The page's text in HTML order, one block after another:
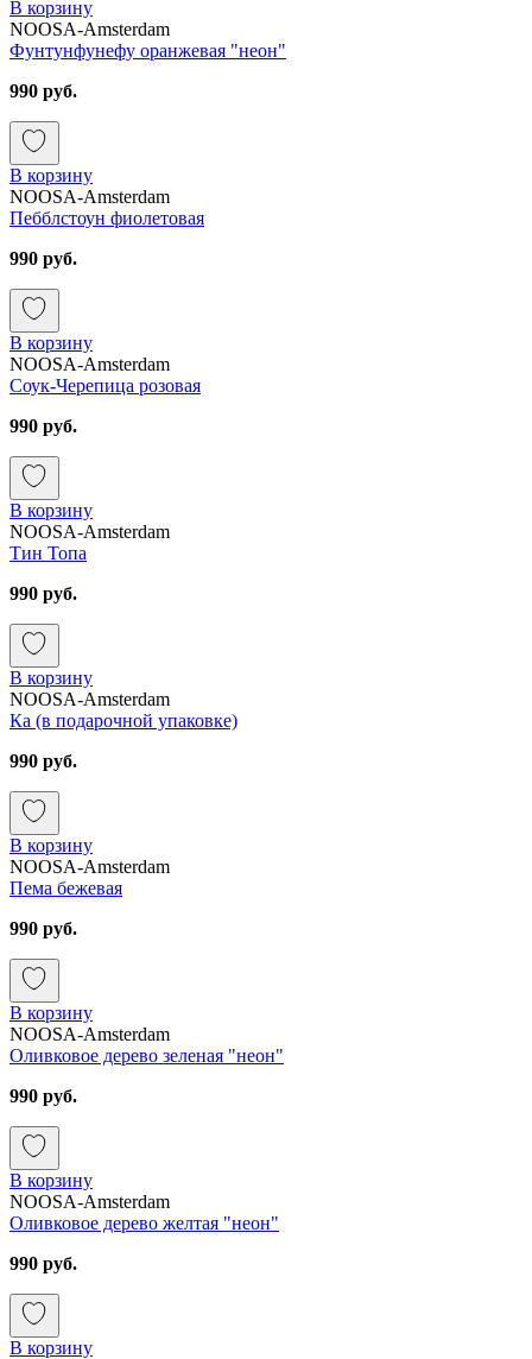
В корзину
NOOSA-Amsterdam
Фунтунфунефу оранжевая "неон"
990 руб.
В корзину
NOOSA-Amsterdam
Пебблстоун фиолетовая
990 руб.
В корзину
NOOSA-Amsterdam
Соук-Черепица розовая
990 руб.
В корзину
NOOSA-Amsterdam
Тин Топа
990 руб.
В корзину
NOOSA-Amsterdam
Ка (в подарочной упаковке)
990 руб.
В корзину
NOOSA-Amsterdam
Пема бежевая
990 руб.
В корзину
NOOSA-Amsterdam
Оливковое дерево зеленая "неон"
990 руб.
В корзину
NOOSA-Amsterdam
Оливковое дерево желтая "неон"
990 руб.
В корзину